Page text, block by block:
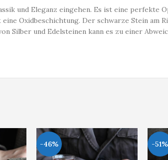
und Eleganz eingehen. Es ist eine perfekte
Oxidbeschichtung. Der schwarze Stein am
und Edelsteinen kann es zu einer
-46% -51%